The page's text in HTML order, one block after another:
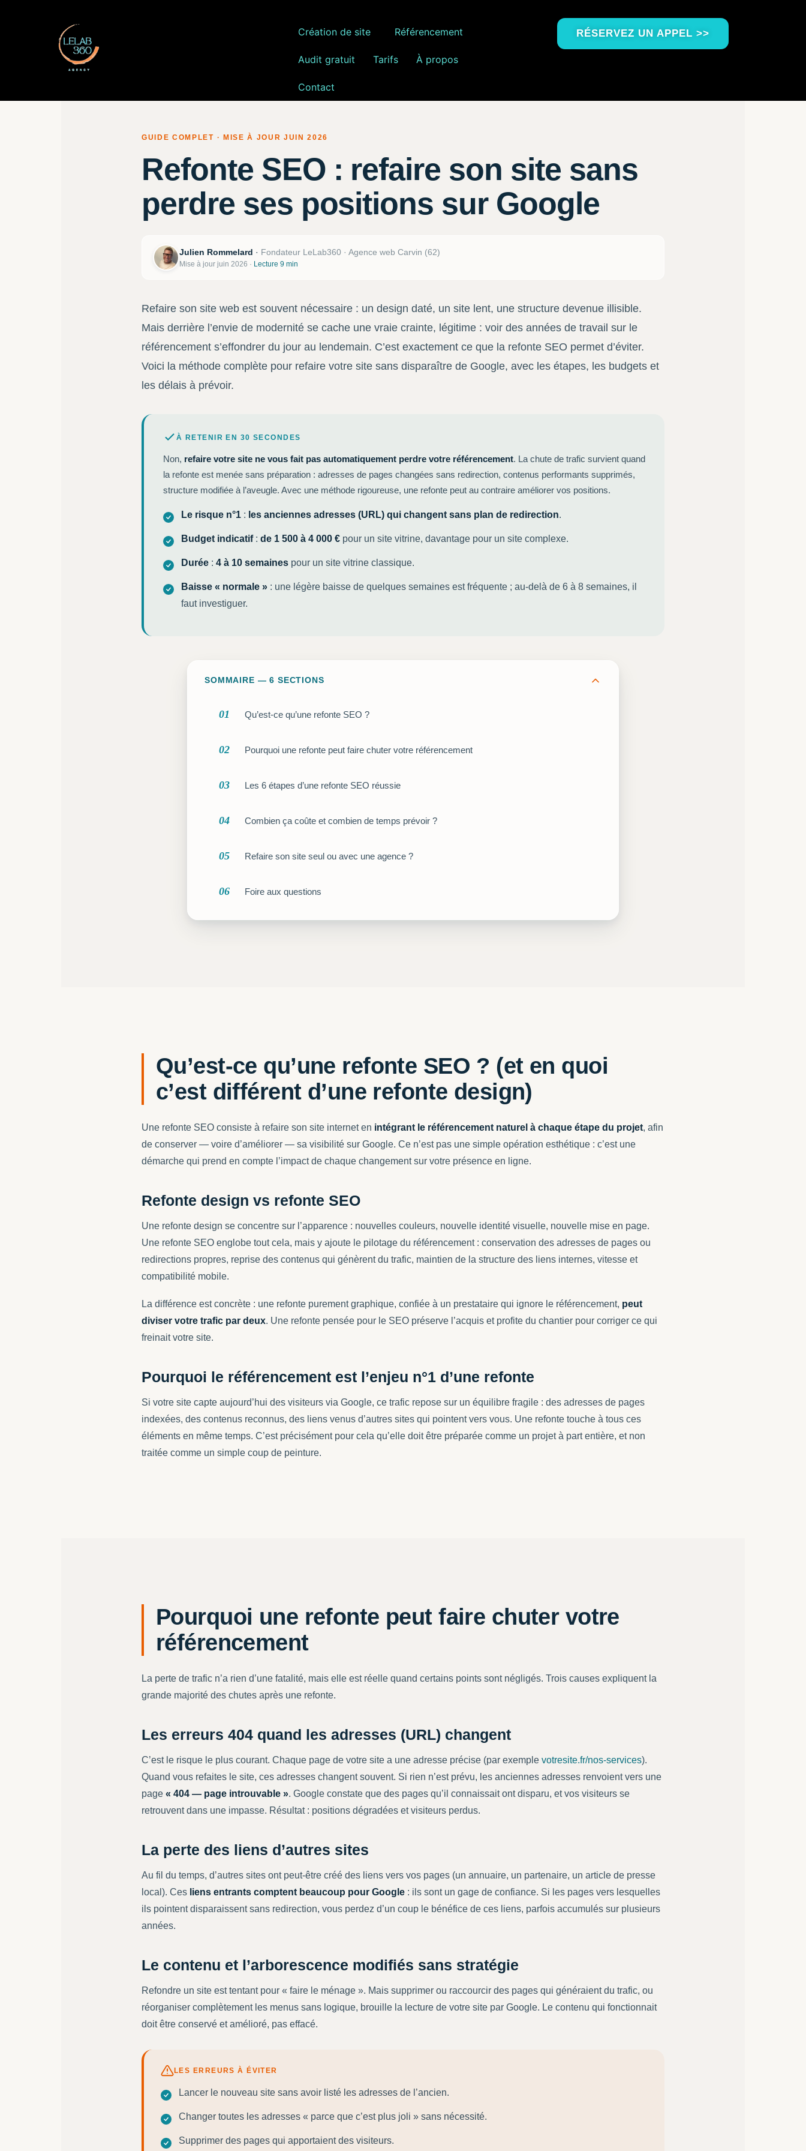
Création de site Référencement
Audit gratuit Tarifs À propos
Contact
RÉSERVEZ UN APPEL >>
GUIDE COMPLET · MISE À JOUR JUIN 2026
Refonte SEO: refaire son site sans
perdre ses positions sur Google
Julien Rommelard · Fondateur LeLab360 · Agence web Carvin (62)
Mise à jour juin 2026 · Lecture 9 min
Refaire son site web est souvent nécessaire : un design daté, un site lent, une structure devenue illisible.
Mais derrière l’envie de modernité se cache une vraie crainte, légitime : voir des années de travail sur le
référencement s’effondrer du jour au lendemain. C’est exactement ce que la refonte SEO permet d’éviter.
Voici la méthode complète pour refaire votre site sans disparaître de Google, avec les étapes, les budgets et
les délais à prévoir.
À RETENIR EN 30 SECONDES
Non, refaire votre site ne vous fait pas automatiquement perdre votre référencement. La chute de trafic survient quand
la refonte est menée sans préparation : adresses de pages changées sans redirection, contenus performants supprimés,
structure modifiée à l’aveugle. Avec une méthode rigoureuse, une refonte peut au contraire améliorer vos positions.
Le risque n°1 : les anciennes adresses (URL) qui changent sans plan de redirection.
Budget indicatif: de 1 500 à 4 000 € pour un site vitrine, davantage pour un site complexe.
Durée : 4 à 10 semaines pour un site vitrine classique.
Baisse « normale » : une légère baisse de quelques semaines est fréquente ; au-delà de 6 à 8 semaines, il
faut investiguer.
SOMMAIRE — 6 SECTIONS
01 Qu’est-ce qu’une refonte SEO ?
02 Pourquoi une refonte peut faire chuter votre référencement
03 Les 6 étapes d’une refonte SEO réussie
04 Combien ça coûte et combien de temps prévoir ?
05 Refaire son site seul ou avec une agence ?
06 Foire aux questions
Qu’est-ce qu’une refonte SEO ? (et en quoi
c’est différent d’une refonte design)
Une refonte SEO consiste à refaire son site internet en intégrant le référencement naturel à chaque étape du projet, afin
de conserver — voire d’améliorer — sa visibilité sur Google. Ce n’est pas une simple opération esthétique : c’est une
démarche qui prend en compte l’impact de chaque changement sur votre présence en ligne.
Refonte design vs refonte SEO
Une refonte design se concentre sur l’apparence : nouvelles couleurs, nouvelle identité visuelle, nouvelle mise en page.
Une refonte SEO englobe tout cela, mais y ajoute le pilotage du référencement : conservation des adresses de pages ou
redirections propres, reprise des contenus qui génèrent du trafic, maintien de la structure des liens internes, vitesse et
compatibilité mobile.
La différence est concrète : une refonte purement graphique, confiée à un prestataire qui ignore le référencement, peut
diviser votre trafic par deux. Une refonte pensée pour le SEO préserve l’acquis et profite du chantier pour corriger ce qui
freinait votre site.
Pourquoi le référencement est l’enjeu n°1 d’une refonte
Si votre site capte aujourd’hui des visiteurs via Google, ce trafic repose sur un équilibre fragile : des adresses de pages
indexées, des contenus reconnus, des liens venus d’autres sites qui pointent vers vous. Une refonte touche à tous ces
éléments en même temps. C’est précisément pour cela qu’elle doit être préparée comme un projet à part entière, et non
traitée comme un simple coup de peinture.
Pourquoi une refonte peut faire chuter votre
référencement
La perte de trafic n’a rien d’une fatalité, mais elle est réelle quand certains points sont négligés. Trois causes expliquent la
grande majorité des chutes après une refonte.
Les erreurs 404 quand les adresses (URL) changent
C’est le risque le plus courant. Chaque page de votre site a une adresse précise (par exemple votresite.fr/nos-services).
Quand vous refaites le site, ces adresses changent souvent. Si rien n’est prévu, les anciennes adresses renvoient vers une
page « 404 — page introuvable ». Google constate que des pages qu’il connaissait ont disparu, et vos visiteurs se
retrouvent dans une impasse. Résultat : positions dégradées et visiteurs perdus.
La perte des liens d’autres sites
Au fil du temps, d’autres sites ont peut-être créé des liens vers vos pages (un annuaire, un partenaire, un article de presse
local). Ces liens entrants comptent beaucoup pour Google : ils sont un gage de confiance. Si les pages vers lesquelles
ils pointent disparaissent sans redirection, vous perdez d’un coup le bénéfice de ces liens, parfois accumulés sur plusieurs
années.
Le contenu et l’arborescence modifiés sans stratégie
Refondre un site est tentant pour « faire le ménage ». Mais supprimer ou raccourcir des pages qui généraient du trafic, ou
réorganiser complètement les menus sans logique, brouille la lecture de votre site par Google. Le contenu qui fonctionnait
doit être conservé et amélioré, pas effacé.
LES ERREURS À ÉVITER
Lancer le nouveau site sans avoir listé les adresses de l’ancien.
Changer toutes les adresses « parce que c’est plus joli » sans nécessité.
Supprimer des pages qui apportaient des visiteurs.